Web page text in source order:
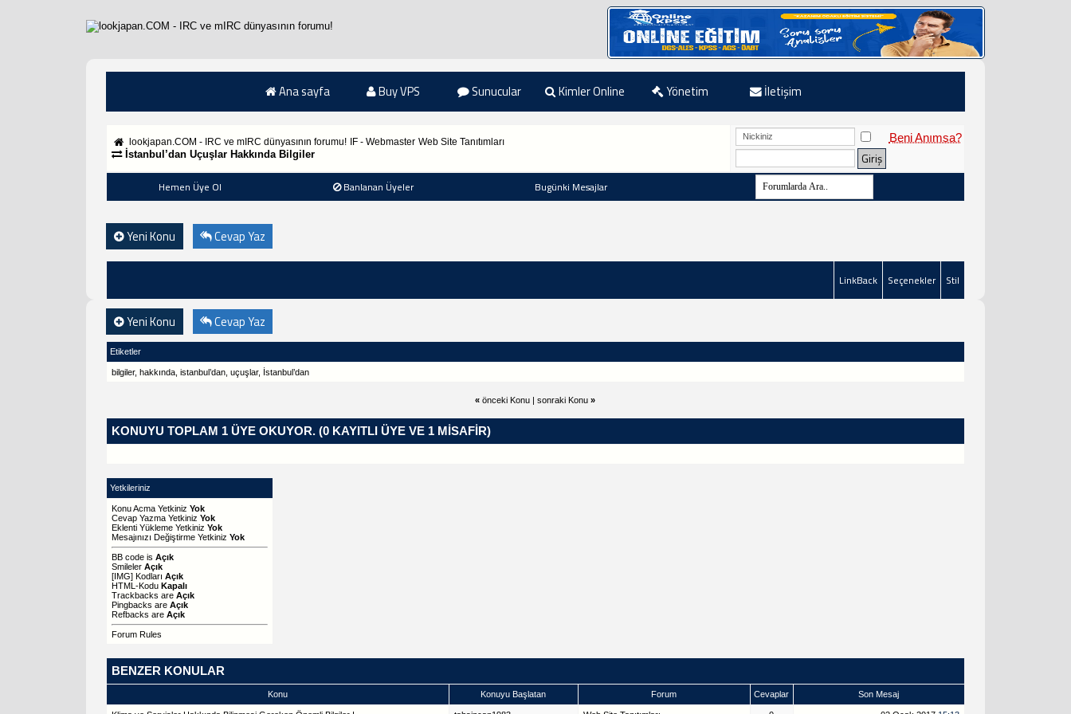
Ana sayfa Buy VPS Sunucular Kimler Online Yönetim İletişim
lookjapan.COM - IRC ve mIRC dünyasının forumu! IF - Webmaster Web Site Tanıtımları
İstanbul’dan Uçuşlar Hakkında Bilgiler
Beni Anımsa?
Hemen Üye Ol Banlanan Üyeler Bugünki Mesajlar
Yeni Konu Cevap Yaz
LinkBack Seçenekler Stil
Yeni Konu Cevap Yaz
Etiketler
bilgiler, hakkında, istanbul’dan, uçuşlar, İstanbul’dan
« önceki Konu |sonraki Konu »
KONUYU TOPLAM 1 ÜYE OKUYOR. (0 KAYITLI ÜYE VE 1 MISAFIR)
Yetkileriniz
Konu Acma Yetkiniz Yok
Cevap Yazma Yetkiniz Yok
Eklenti Yükleme Yetkiniz Yok
Mesajınızı Değiştirme Yetkiniz Yok
BB codeis Açık
Smileler Açık
[IMG]Kodları Açık
HTML-Kodu Kapalı
Trackbacks are Açık
Pingbacks are Açık
Refbacks are Açık
Forum Rules
BENZER KONULAR
Konu Konuyu Başlatan Forum Cevaplar Son Mesaj